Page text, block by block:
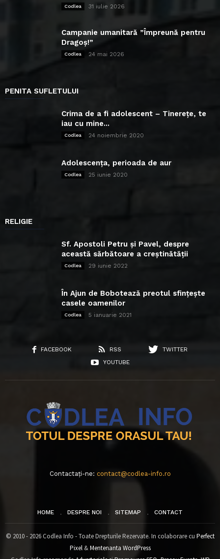
Codlea 31 iulie 2026
Campanie umanitară ”Împreună pentru
Dragoș!”
Codlea 24 mai 2026
PENITA SUFLETULUI
Crima de a fi adolescent – Tinerețe, te
iau cu mine...
Codlea 24 noiembrie 2020
Adolescența, perioada de aur
Codlea 25 iunie 2020
RELIGIE
Sf. Apostoli Petru și Pavel, despre
această sărbătoare a creștinătății
Codlea 29 iunie 2022
În Ajun de Bobotează preotul sfințește
casele oamenilor
Codlea 5 ianuarie 2021
FACEBOOK RSS
TWITTER
YOUTUBE
Contactați-ne: contact@codlea-info.ro
HOME DESPRE NOI SITEMAP CONTACT
© 2010 - 2026 Codlea Info - Toate Drepturile Rezervate. In colaborare cu Perfect
Pixel&Mentenanta WordPress